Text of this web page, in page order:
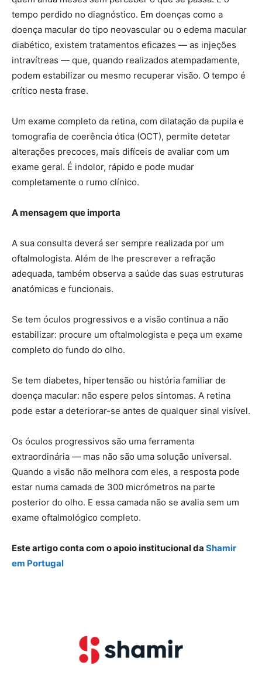
tempo perdido no diagnóstico. Em doenças como a
doença macular do tipo neovascular ou o edema macular
diabético, existem tratamentos eficazes — as injeções
intravítreas — que, quando realizados atempadamente,
podem estabilizar ou mesmo recuperar visão. O tempo é
crítico nesta frase.
Um exame completo da retina, com dilatação da pupila e
tomografia de coerência ótica (OCT), permite detetar
alterações precoces, mais difíceis de avaliar com um
exame geral. É indolor, rápido e pode mudar
completamente o rumo clínico.
A mensagem que importa
A sua consulta deverá ser sempre realizada por um
oftalmologista. Além de lhe prescrever a refração
adequada, também observa a saúde das suas estruturas
anatómicas e funcionais.
Se tem óculos progressivos e a visão continua a não
estabilizar: procure um oftalmologista e peça um exame
completo do fundo do olho.
Se tem diabetes, hipertensão ou história familiar de
doença macular: não espere pelos sintomas. A retina
pode estar a deteriorar-se antes de qualquer sinal visível.
Os óculos progressivos são uma ferramenta
extraordinária — mas não são uma solução universal.
Quando a visão não melhora com eles, a resposta pode
estar numa camada de 300 micrómetros na parte
posterior do olho. E essa camada não se avalia sem um
exame oftalmológico completo.
Este artigo conta com o apoio institucional da Shamir
em Portugal